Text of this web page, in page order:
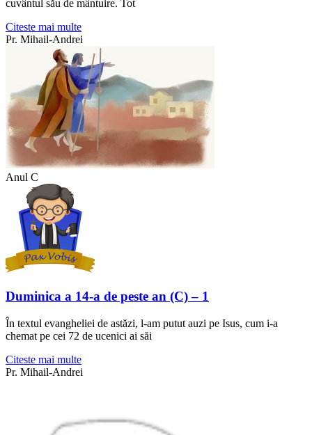
cuvântul său de mântuire. Tot
Citeste mai multe
Pr. Mihail-Andrei
Anul C
Duminica a 14-a de peste an (C) – 1
În textul evangheliei de astăzi, l-am putut auzi pe Isus, cum i-a
chemat pe cei 72 de ucenici ai săi
Citeste mai multe
Pr. Mihail-Andrei